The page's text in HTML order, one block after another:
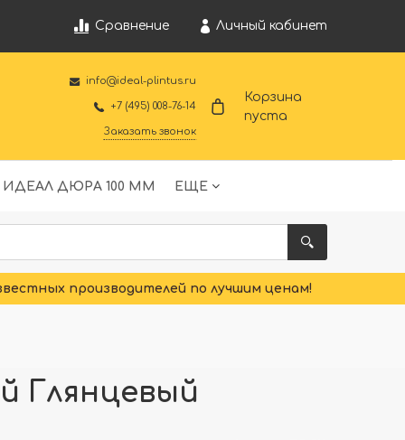
Сравнение Личный кабинет
info@ideal-plintus.ru
+7 (495) 008-76-14
Заказать звонок
Корзина
пуста
ИДЕАЛ ДЮРА 100 ММ ЕЩЕ
производителей по лучшим ценам!
Глянцевый